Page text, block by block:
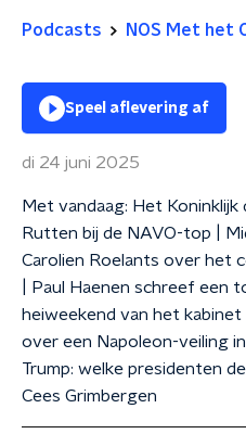
Podcasts NOS Met het
Speel aflevering af
di 24 juni 2025
Met vandaag: Het Koninklijk
Rutten bij de NAVO-top |
Carolien Roelants over het
| Paul Haenen schreef een
heiweekend van het
over een Napoleon-veiling
Trump: welke presidenten
Cees Grimbergen